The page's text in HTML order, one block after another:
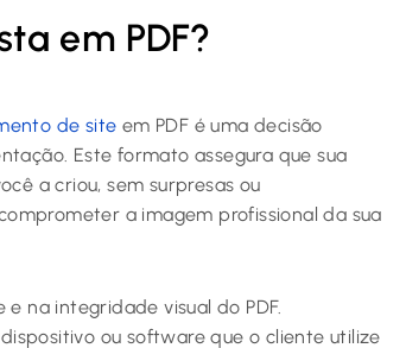
em PDF?
de site em PDF é uma decisão
Este formato assegura que sua
a criou, sem surpresas ou
a imagem profissional da sua
na integridade visual do PDF.
ou software que o cliente utilize